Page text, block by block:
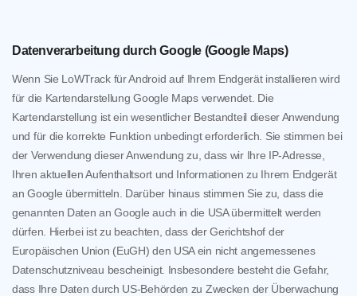
Datenverarbeitung durch Google (Google Maps)
Wenn Sie LoWTrack für Android auf Ihrem Endgerät installieren wird
für die Kartendarstellung Google Maps verwendet. Die
Kartendarstellung ist ein wesentlicher Bestandteil dieser Anwendung
und für die korrekte Funktion unbedingt erforderlich. Sie stimmen bei
der Verwendung dieser Anwendung zu, dass wir Ihre IP-Adresse,
Ihren aktuellen Aufenthaltsort und Informationen zu Ihrem Endgerät
an Google übermitteln. Darüber hinaus stimmen Sie zu, dass die
genannten Daten an Google auch in die USA übermittelt werden
dürfen. Hierbei ist zu beachten, dass der Gerichtshof der
Europäischen Union (EuGH) den USA ein nicht angemessenes
Datenschutzniveau bescheinigt. Insbesondere besteht die Gefahr,
dass Ihre Daten durch US-Behörden zu Zwecken der Überwachung